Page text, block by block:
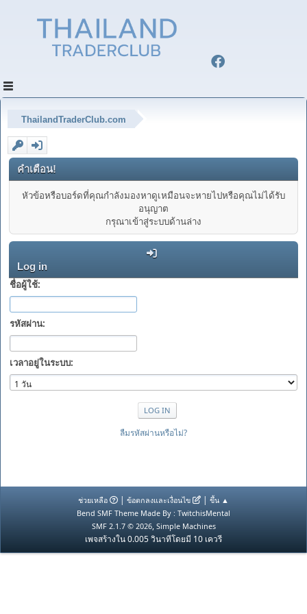
ThailandTraderClub.com
คำเตือน!
หัวข้อหรือบอร์ดที่คุณกำลังมองหาดูเหมือนจะหายไปหรือคุณไม่ได้รับ
อนุญาต
กรุณาเข้าสู่ระบบด้านล่าง
Log in
ชื่อผู้ใช้:
รหัสผ่าน:
เวลาอยู่ในระบบ:
ลืมรหัสผ่านหรือไม่?
ช่วยเหลือ | ข้อตกลงและเงื่อนไข | ขึ้น ▲
Bend SMF Theme Made By : TwitchisMental
SMF 2.1.7 © 2026, Simple Machines
เพจสร้างใน 0.005 วินาทีโดยมี 10 เควรี